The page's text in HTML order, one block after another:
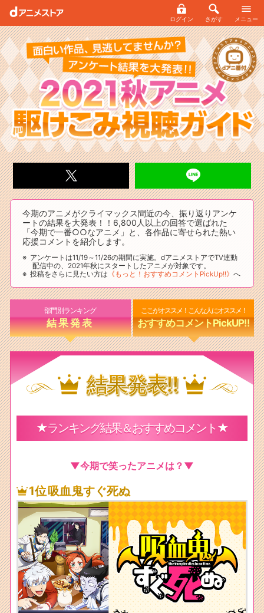
ログイン さがす メニュー
今期のアニメがクライマックス間近の今、振り返りアンケ
ートの結果を大発表！！6,800人以上の回答で選ばれた
「今期で一番○○なアニメ」と、各作品に寄せられた熱い
応援コメントを紹介します。
アンケートは11/19～11/26の期間に実施。dアニメストアでTV連動
配信中の、2021年秋にスタートしたアニメが対象です。
投稿をさらに見たい方は 《もっと！おすすめコメントPickUp!!》 へ
部門別ランキング
結果発表
ここがオススメ！こんな人にオススメ！
おすすめコメントPickUP!!
結果発表!!
★ランキング結果＆おすすめコメント★
▼今期で笑ったアニメは？▼
1位吸血鬼すぐ死ぬ